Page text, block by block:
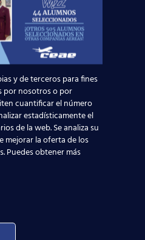
hablar español e
cm.
de Orientación
las últimasconvocatorias
de vueloy quiere
informarte para que
Ponte en contacto con
para poderte
Y si aún no formas
y te gustaría tener la
a un sector en auge
y de terceros para fines
por nosotros o por
cuantificar el número
estadísticamente el
de la web. Se analiza su
mejorar la oferta de los
Puedes obtener más